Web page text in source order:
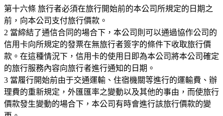
第十六條 旅行者必須在旅行開始前的本公司所規定的日期之
前，向本公司支付旅行價款。
2 當締結了通信合同的場合下，本公司則可以通過協作公司的
信用卡向所規定的發票在無旅行者簽字的條件下收取旅行價
款。在這種情況下，信用卡的使用日即為本公司將本公司確定
的旅行服務內容向旅行者進行通知的日期。
3 當履行開始前由于交通運輸、住宿機關等進行的運輸費、辦
理費的重新規定，外匯匯率之變動以及其他的事由，而使旅行
價款發生變動的場合下，本公司有時會進行該旅行價款的變